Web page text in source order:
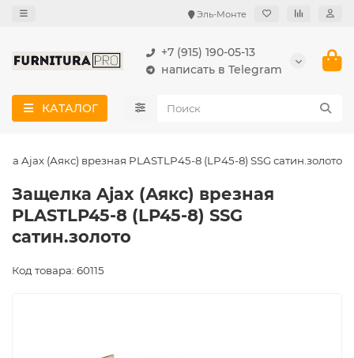
Эль-Монте
+7 (915) 190-05-13
написать в Telegram
КАТАЛОГ
Ajax (Аякс) врезная PLASTLP45-8 (LP45-8) SSG сатин.золото
Защелка Ajax (Аякс) врезная
PLASTLP45-8 (LP45-8) SSG
сатин.золото
Код товара: 60115